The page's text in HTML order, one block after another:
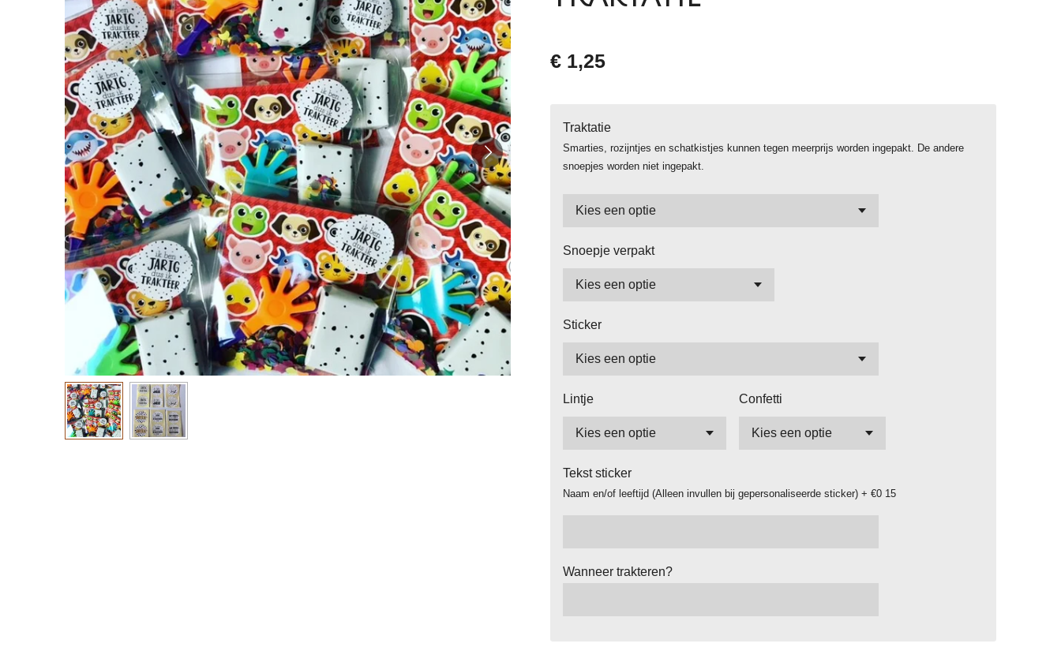
€ 1,25
Traktatie
Smarties, rozijntjes en schatkistjes kunnen tegen meerprijs worden ingepakt. De andere
snoepjes worden niet ingepakt.
Snoepje verpakt
Sticker
Lintje Confetti
Tekst sticker
Naam en/of leeftijd (Alleen invullen bij gepersonaliseerde sticker) + €0 15
Wanneer trakteren?